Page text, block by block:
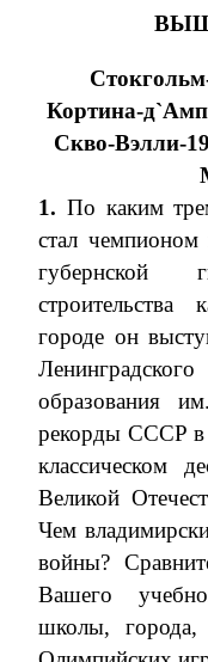
Кортина-
Скво-Вэлли-
1. По каким
стал
губернской
городе он
образования
рекорды СССР в
классическом
Великой
Чем
войны?
Вашего
школы,